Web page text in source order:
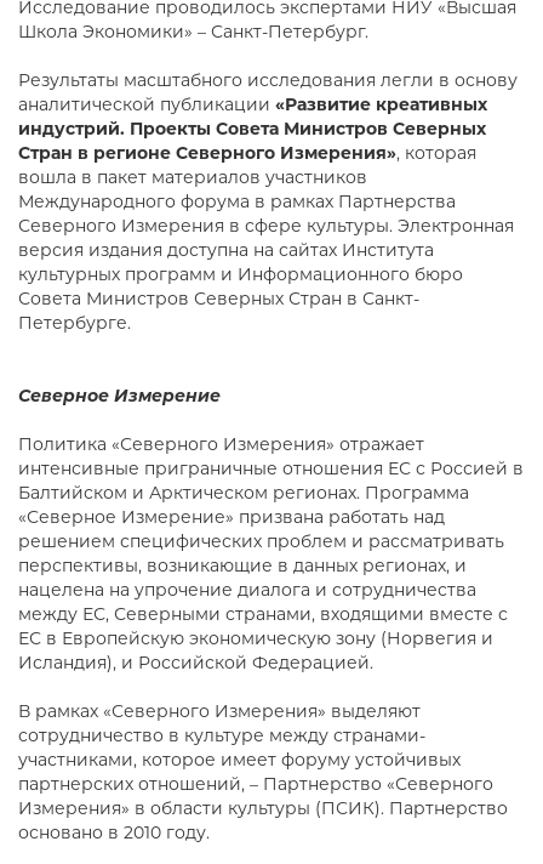
Исследование проводилось экспертами НИУ «Высшая
Школа Экономики» – Санкт-Петербург.
Результаты масштабного исследования легли в основу
аналитической публикации «Развитие креативных
индустрий. Проекты Совета Министров Северных
Стран в регионе Северного Измерения», которая
вошла в пакет материалов участников
Международного форума в рамках Партнерства
Северного Измерения в сфере культуры. Электронная
версия издания доступна на сайтах Института
культурных программ и Информационного бюро
Совета Министров Северных Стран в Санкт-
Петербурге.
Северное Измерение
Политика «Северного Измерения» отражает
интенсивные приграничные отношения ЕС с Россией в
Балтийском и Арктическом регионах. Программа
«Северное Измерение» призвана работать над
решением специфических проблем и рассматривать
перспективы, возникающие в данных регионах, и
нацелена на упрочение диалога и сотрудничества
между ЕС, Северными странами, входящими вместе с
ЕС в Европейскую экономическую зону (Норвегия и
Исландия), и Российской Федерацией.
В рамках «Северного Измерения» выделяют
сотрудничество в культуре между странами-
участниками, которое имеет форуму устойчивых
партнерских отношений, – Партнерство «Северного
Измерения» в области культуры (ПСИК). Партнерство
основано в 2010 году.